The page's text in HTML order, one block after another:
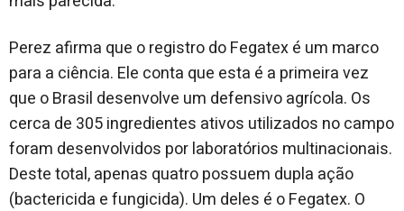
Perez afirma que o registro do Fegatex é um marco
para a ciência. Ele conta que esta é a primeira vez
que o Brasil desenvolve um defensivo agrícola. Os
cerca de 305 ingredientes ativos utilizados no campo
foram desenvolvidos por laboratórios multinacionais.
Deste total, apenas quatro possuem dupla ação
(bactericida e fungicida). Um deles é o Fegatex. O